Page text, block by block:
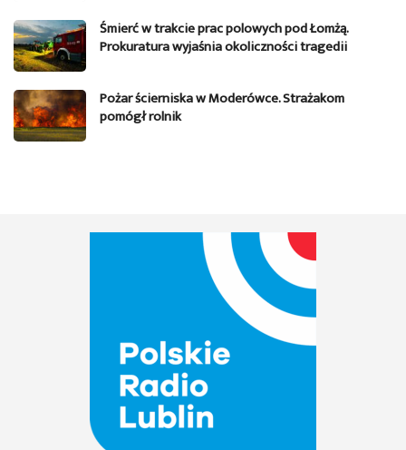
Śmierć w trakcie prac polowych pod Łomżą.
Prokuratura wyjaśnia okoliczności tragedii
Pożar ścierniska w Moderówce. Strażakom
pomógł rolnik